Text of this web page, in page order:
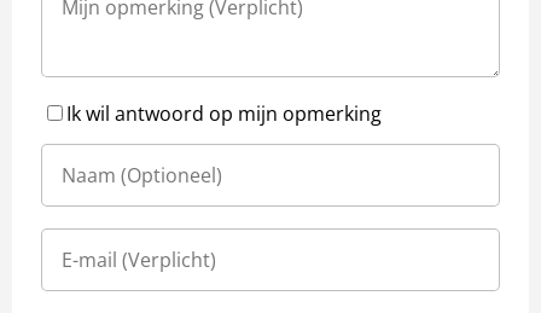
Ik wil antwoord op mijn opmerking